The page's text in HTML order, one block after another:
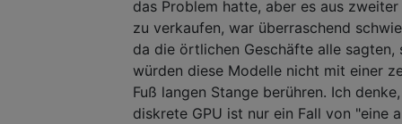
com.apple.iokit.IOAudioFamily   1.9.7fc2
com.apple.kext.OSvKernDSPLib    1.14
com.apple.driver.AppleGraphicsControl
com.apple.driver.IOPlatformPluginLegacy
com.apple.driver.AppleSMBusPCI  1.0.12d1
com.apple.driver.AppleBacklightExpert
das Problem hatte, aber es aus zweiter
zu verkaufen, war überraschend
da die örtlichen Geschäfte alle sagten,
würden diese Modelle nicht mit einer
Fuß langen Stange berühren. Ich
diskrete GPU ist nur ein Fall von "eine